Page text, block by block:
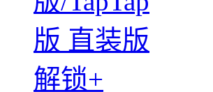
版 直装版
解锁+